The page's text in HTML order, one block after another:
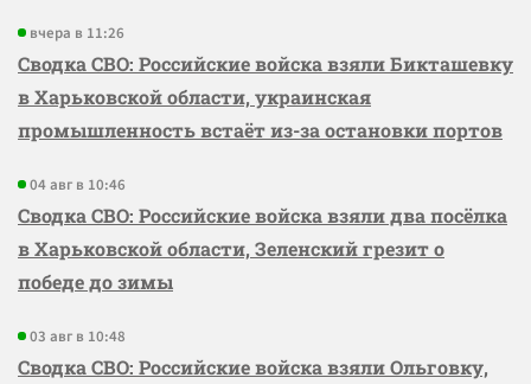
вчера в 11:26
Сводка СВО: Российские войска взяли Бикташевку
в Харьковской области, украинская
промышленность встаёт из-за остановки портов
04 авг в 10:46
Сводка СВО: Российские войска взяли два посёлка
в Харьковской области, Зеленский грезит о
победе до зимы
03 авг в 10:48
Сводка СВО: Российские войска взяли Ольговку,